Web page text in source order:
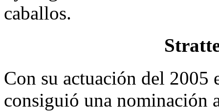
caballos.
Con su actuación del
consiguió una nominación